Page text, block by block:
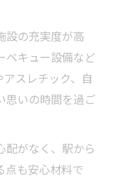
ぶらキャンプ
ャンプの安全
る暗黙のルー
設の充実度が高
ベキュー設備など
スレチック、自
思いの時間を過ご
配がなく、駅から
点も安心材料で